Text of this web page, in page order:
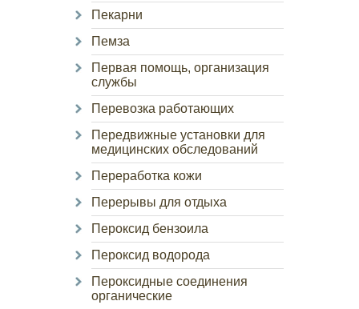
Пекарни
Пемза
Первая помощь, организация
службы
Перевозка работающих
Передвижные установки для
медицинских обследований
Переработка кожи
Перерывы для отдыха
Пероксид бензоила
Пероксид водорода
Пероксидные соединения
органические